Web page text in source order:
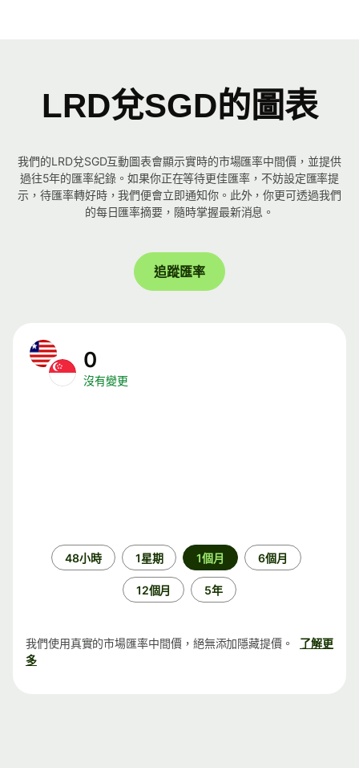
LRD兌SGD的圖表
我們的LRD兌SGD互動圖表會顯示實時的市場匯率中間價，並提供
過往5年的匯率紀錄。如果你正在等待更佳匯率，不妨設定匯率提
示，待匯率轉好時，我們便會立即通知你。此外，你更可透過我們
的每日匯率摘要，隨時掌握最新消息。
追蹤匯率
0
沒有變更
48小時 1星期 1個月 6個月
12個月 5年
我們使用真實的市場匯率中間價，絕無添加隱藏提價。
了解更
多